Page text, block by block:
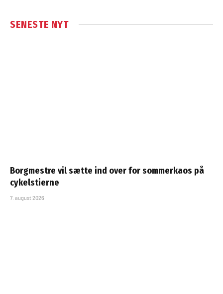
SENESTE NYT
Borgmestre vil sætte ind over for sommerkaos på
cykelstierne
7. august 2026